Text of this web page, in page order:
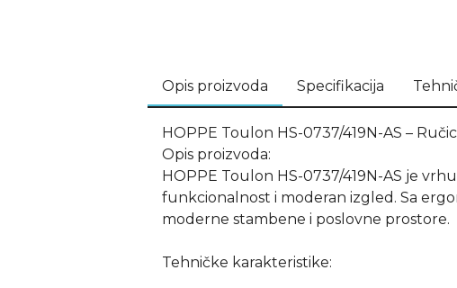
Opis proizvoda Specifikacija
HOPPE Toulon HS-0737/419N-AS –
Opis proizvoda:
HOPPE Toulon HS-0737/419N-AS je
funkcionalnost i moderan izgled. Sa
moderne stambene i poslovne prostore.
Tehničke karakteristike: